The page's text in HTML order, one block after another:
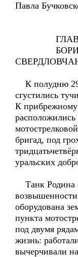
Павла
ГЛАВА
К полудню 29
сгустились
К прибрежному
расположились
бригад, под
уральских
Танк Родина
оборудована
пункта
под двумя
жизнь:
вычерчивали